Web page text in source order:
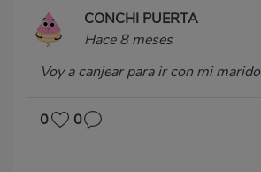
CONCHI PUERTA
Hace 8 meses
Voy a canjear para ir con mi marido
0 0